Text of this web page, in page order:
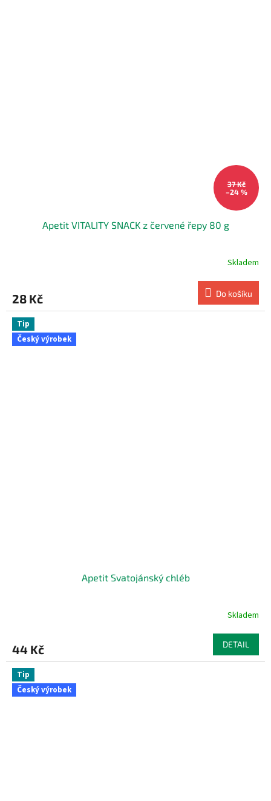
37 Kč
–24 %
Apetit VITALITY SNACK z červené řepy 80 g
Skladem
28 Kč Do košíku
Tip
Český výrobek
Apetit Svatojánský chléb
Skladem
44 Kč DETAIL
Tip
Český výrobek